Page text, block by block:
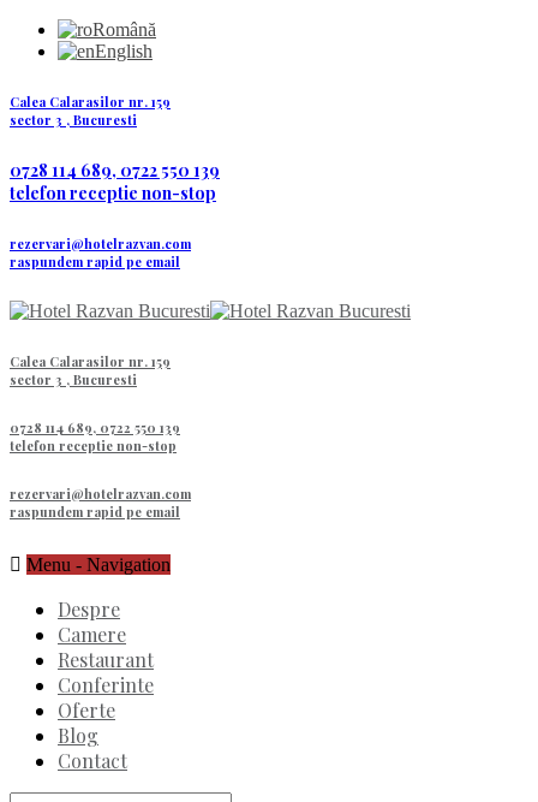
Română
English
Calea Calarasilor nr. 159
sector 3 , Bucuresti
0728 114 689, 0722 550 139
telefon receptie non-stop
rezervari@hotelrazvan.com
raspundem rapid pe email
Calea Calarasilor nr. 159
sector 3 , Bucuresti
0728 114 689, 0722 550 139
telefon receptie non-stop
rezervari@hotelrazvan.com
raspundem rapid pe email
Menu - Navigation
Despre
Camere
Restaurant
Conferinte
Oferte
Blog
Contact